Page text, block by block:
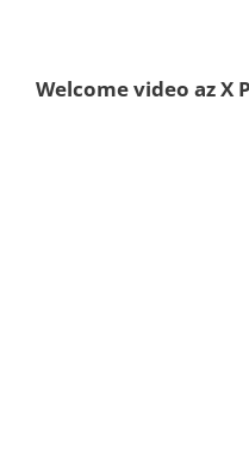
Welcome video az X